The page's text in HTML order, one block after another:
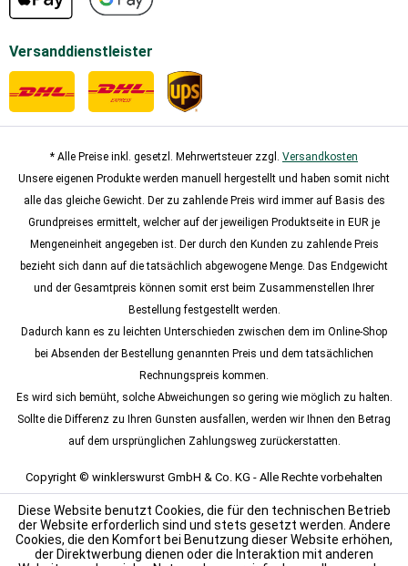
Versanddienstleister
* Alle Preise inkl. gesetzl. Mehrwertsteuer zzgl. Versandkosten
Unsere eigenen Produkte werden manuell hergestellt und haben somit nicht
alle das gleiche Gewicht. Der zu zahlende Preis wird immer auf Basis des
Grundpreises ermittelt, welcher auf der jeweiligen Produktseite in EUR je
Mengeneinheit angegeben ist. Der durch den Kunden zu zahlende Preis
bezieht sich dann auf die tatsächlich abgewogene Menge. Das Endgewicht
und der Gesamtpreis können somit erst beim Zusammenstellen Ihrer
Bestellung festgestellt werden.
Dadurch kann es zu leichten Unterschieden zwischen dem im Online-Shop
bei Absenden der Bestellung genannten Preis und dem tatsächlichen
Rechnungspreis kommen.
Es wird sich bemüht, solche Abweichungen so gering wie möglich zu halten.
Sollte die Differenz zu Ihren Gunsten ausfallen, werden wir Ihnen den Betrag
auf dem ursprünglichen Zahlungsweg zurückerstatten.
Copyright © winklerswurst GmbH & Co. KG - Alle Rechte vorbehalten
Diese Website benutzt Cookies, die für den technischen Betrieb
der Website erforderlich sind und stets gesetzt werden. Andere
Cookies, die den Komfort bei Benutzung dieser Website erhöhen,
der Direktwerbung dienen oder die Interaktion mit anderen